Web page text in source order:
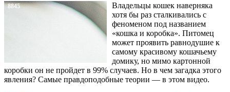
8845
Владельцы кошек наверняка
хотя бы раз сталкивались с
феноменом под названием
«кошка и коробка». Питомец
может проявить равнодушие к
самому красивому кошачьему
домику, но мимо картонной
коробки он не пройдет в 99% случаев. Но в чем загадка этого
явления? Самые правдоподобные теории — в этом видео.